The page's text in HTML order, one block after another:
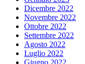
Dicembre 2022
Novembre 2022
Ottobre 2022
Settembre 2022
Agosto 2022
Luglio 2022